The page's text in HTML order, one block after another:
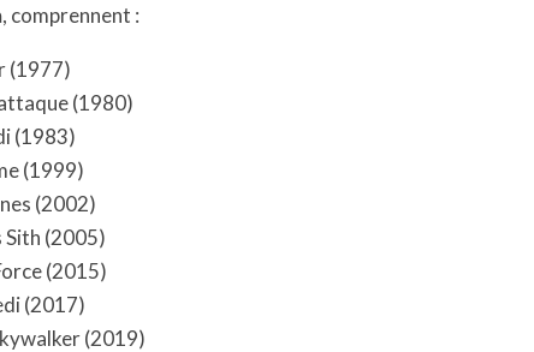
, comprennent :
(1977)
(1980)
(1983)
(1999)
(2002)
Sith (2005)
(2015)
(2017)
(2019)